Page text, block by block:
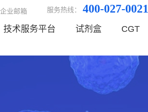
企业邮箱 服务热线： 400-027-0021
技术服务平台 试剂盒 CGT